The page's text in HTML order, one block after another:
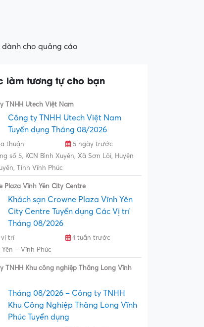
dành cho quảng cáo
làm tương tự cho bạn
TNHH Utech Việt Nam
Công ty TNHH Utech Việt Nam
Tuyển dụng Tháng 08/2026
thuận
5 ngày trước
số 5, KCN Bình Xuyên, Xã Sơn Lôi, Huyện
Tỉnh Vĩnh Phúc
Plaza Vĩnh Yên City Centre
Khách sạn Crowne Plaza Vĩnh Yên
City Centre Tuyển dụng Các Vị trí
Tháng 08/2026
vị trí
1 tuần trước
Yên – Vĩnh Phúc
TNHH Khu công nghiệp Thăng Long Vĩnh
Tháng 08/2026 – Công ty TNHH
Khu Công Nghiệp Thăng Long Vĩnh
Phúc Tuyển dụng